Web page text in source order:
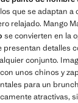
que se adaptan
relajado. Mango
se convierten en la
presentan detalles
conjunto.
unos chinos y
para un